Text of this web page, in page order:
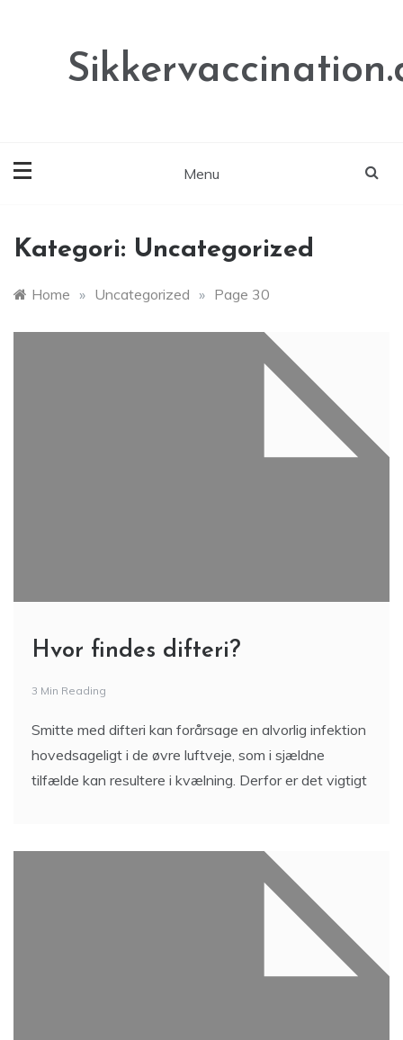
Menu
Kategori: Uncategorized
Home » Uncategorized » Page 30
Hvor findes difteri?
3 Min Reading
Smitte med difteri kan forårsage en alvorlig infektion
hovedsageligt i de øvre luftveje, som i sjældne
tilfælde kan resultere i kvælning. Derfor er det vigtigt